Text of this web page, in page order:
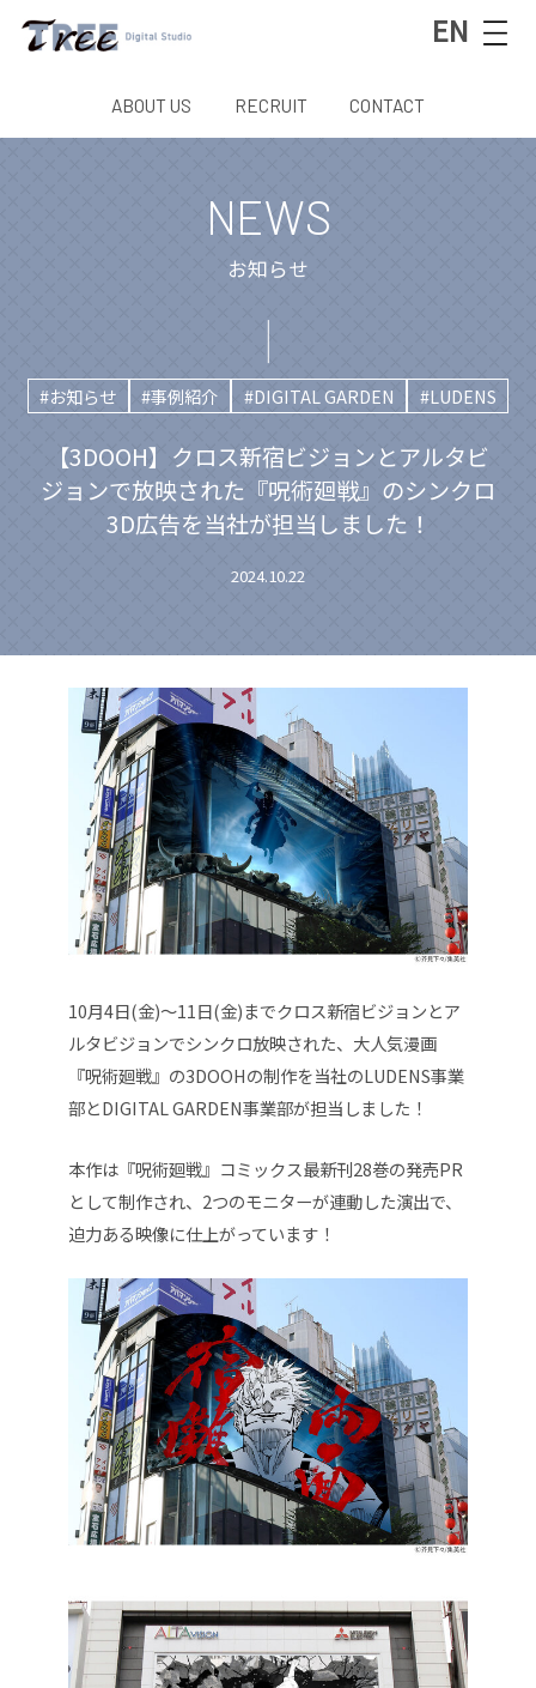
EN
ABOUT US RECRUIT CONTACT
NEWS
お知らせ
#お知らせ #事例紹介 #DIGITAL GARDEN #LUDENS
【3DOOH】クロス新宿ビジョンとアルタビ
ジョンで放映された『呪術廻戦』のシンクロ
3D広告を当社が担当しました！
2024.10.22
10月4日(金)〜11日(金)までクロス新宿ビジョンとア
ルタビジョンでシンクロ放映された、大人気漫画
『呪術廻戦』の3DOOHの制作を当社のLUDENS事業
部とDIGITAL GARDEN事業部が担当しました！
本作は『呪術廻戦』コミックス最新刊28巻の発売PR
として制作され、2つのモニターが連動した演出で、
迫力ある映像に仕上がっています！